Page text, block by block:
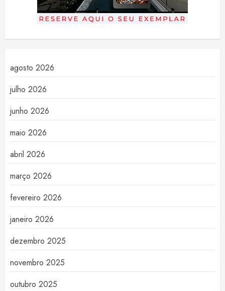
agosto 2026
julho 2026
junho 2026
maio 2026
abril 2026
março 2026
fevereiro 2026
janeiro 2026
dezembro 2025
novembro 2025
outubro 2025